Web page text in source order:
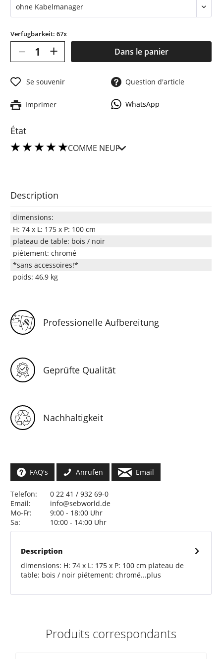
Verfügbarkeit: 67x
– + Dans le panier
Se souvenir Question d'article
Imprimer WhatsApp
État
COMME NEUF
Description
dimensions:
H: 74 x L: 175 x P: 100 cm
plateau de table: bois / noir
piétement: chromé
*sans accessoires!*
poids: 46,9 kg
Professionelle Aufbereitung
Geprüfte Qualität
Nachhaltigkeit
FAQ's Anrufen Email
Telefon:
0 22 41 / 932 69-0
Email:
info@sebworld.de
Mo-Fr:
9:00 - 18:00 Uhr
Sa:
10:00 - 14:00 Uhr
Description
dimensions: H: 74 x L: 175 x P: 100 cm plateau de
table: bois / noir piétement: chromé...plus
Produits correspondants